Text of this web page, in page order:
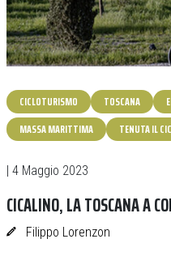
CICLOTURISMO TOSCANA
MASSA MARITTIMA
TENUTA IL
| 4 Maggio 2023
CICALINO, LA TOSCANA A
Filippo Lorenzon